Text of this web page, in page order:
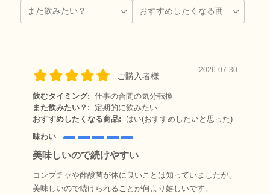
ご購入者様
2026-07-30
飲むタイミング: 仕事の合間の気分転換
また飲みたい？:
定期的に飲みたい
おすすめしたくなる商品:
はい(おすすめしたいと思った)
味わい
美味しいので続けやすい
コンブチャや酢酸菌が体に良いことは知っていましたが、
美味しいので続けられることが何より嬉しいです。